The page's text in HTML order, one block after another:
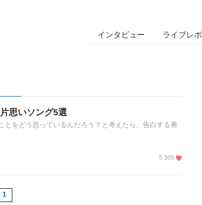
インタビュー ライブレポ
思いソング5選
とをどう思っているんだろう？と考えたら、告白する勇
5,305
1